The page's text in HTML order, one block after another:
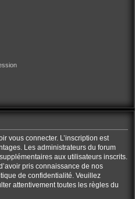
vous connecter. L’inscription est
Les administrateurs du forum
aux utilisateurs inscrits.
pris connaissance de nos
de confidentialité. Veuillez
attentivement toutes les règles du